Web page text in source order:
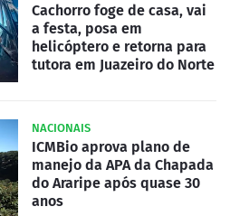
Cachorro foge de casa, vai
a festa, posa em
helicóptero e retorna para
tutora em Juazeiro do Norte
NACIONAIS
ICMBio aprova plano de
manejo da APA da Chapada
do Araripe após quase 30
anos